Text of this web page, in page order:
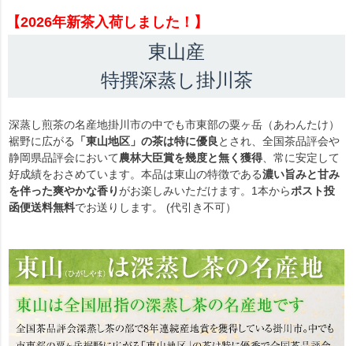
【2026年新茶入荷しました！】
東山産
特撰深蒸し掛川茶
深蒸し煎茶の名産地掛川市の中でも市東部の粟ヶ岳（あわんたけ）
裾野に広がる
「東山地区」の茶は特に優良とされ、全国茶品評会や
静岡県品評会において農林大臣賞を幾度と無く獲得 、常に安定して
好成績をおさめています。本品は東山の特徴である濃い旨みと甘み
を伴った爽やかな香りがお楽しみいただけます。1本からポスト投
函便送料無料でお送りします。 (代引き不可）